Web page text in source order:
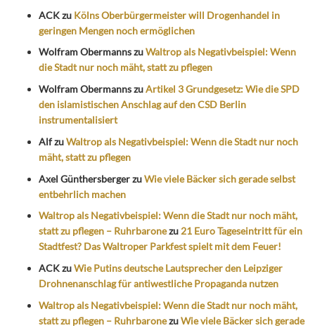
ACKzu Kölns Oberbürgermeister will Drogenhandel in
geringen Mengen noch ermöglichen
Wolfram ObermannszuWaltrop als Negativbeispiel: Wenn
die Stadt nur noch mäht, statt zu pflegen
Wolfram ObermannszuArtikel 3 Grundgesetz: Wie die SPD
den islamistischen Anschlag auf den CSD Berlin
instrumentalisiert
AlfzuWaltrop als Negativbeispiel: Wenn die Stadt nur noch
mäht, statt zu pflegen
Axel GünthersbergerzuWie viele Bäcker sich gerade selbst
entbehrlich machen
Waltrop als Negativbeispiel: Wenn die Stadt nur noch mäht,
statt zu pflegen – Ruhrbaronezu21 Euro Tageseintritt für ein
Stadtfest? Das Waltroper Parkfest spielt mit dem Feuer!
ACKzuWie Putins deutsche Lautsprecher den Leipziger
Drohnenanschlag für antiwestliche Propaganda nutzen
Waltrop als Negativbeispiel: Wenn die Stadt nur noch mäht,
statt zu pflegen – RuhrbaronezuWie viele Bäcker sich gerade